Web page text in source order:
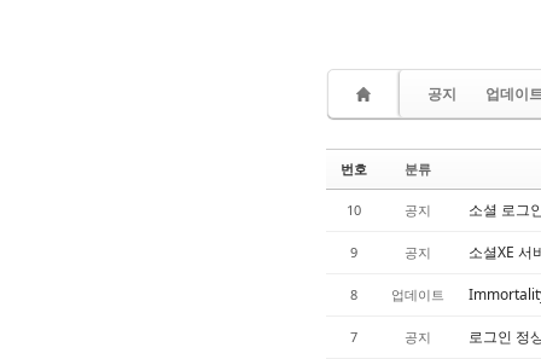
공지 업데이
번호 분류
10 공지 소셜 로그
9 공지 소셜XE 서
8 업데이트
7 공지 로그인 정